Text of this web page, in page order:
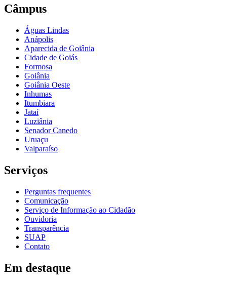
Câmpus
Águas Lindas
Anápolis
Aparecida de Goiânia
Cidade de Goiás
Formosa
Goiânia
Goiânia Oeste
Inhumas
Itumbiara
Jataí
Luziânia
Senador Canedo
Uruaçu
Valparaíso
Serviços
Perguntas frequentes
Comunicação
Serviço de Informação ao Cidadão
Ouvidoria
Transparência
SUAP
Contato
Em destaque